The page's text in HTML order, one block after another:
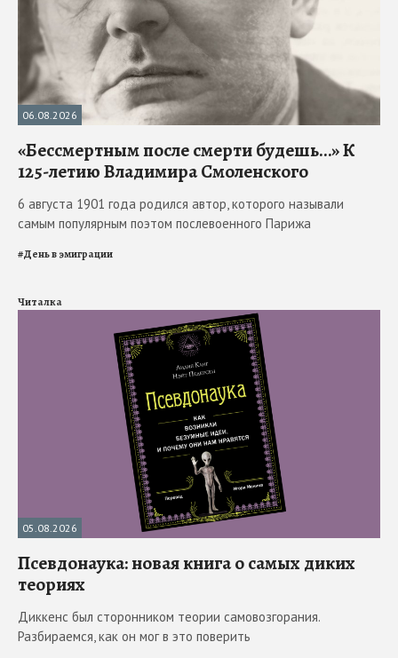
06.08.2026
«Бессмертным после смерти будешь…» К
125-летию Владимира Смоленского
6 августа 1901 года родился автор, которого называли
самым популярным поэтом послевоенного Парижа
#День в эмиграции
Читалка
05.08.2026
Псевдонаука: новая книга о самых диких
теориях
Диккенс был сторонником теории самовозгорания.
Разбираемся, как он мог в это поверить